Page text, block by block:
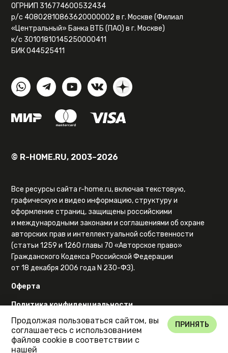
ОГРНИП 316774600532434
р/с 40802810863620000002 в г. Москве (Филиал
«Центральный» Банка ВТБ (ПАО) в г. Москве)
к/с 30101810145250000411
БИК 044525411
© R-HOME.RU, 2003–2026
Все ресурсы сайта r-home.ru, включая текстовую,
графическую и видео информацию, структуру и
оформление страниц, защищены российскими
и международными законами и соглашениями об охране
авторских прав и интеллектуальной собственности
(статьи 1259 и 1260 главы 70 «Авторское право»
Гражданского Кодекса Российской Федерации
от 18 декабря 2006 года N 230-ФЗ).
Оферта
Политика конфиденциальности
Карта сайта
Продолжая пользоваться сайтом, вы
соглашаетесь с использованием
файлов cookie в соответствии с
нашей
ПРИНЯТЬ